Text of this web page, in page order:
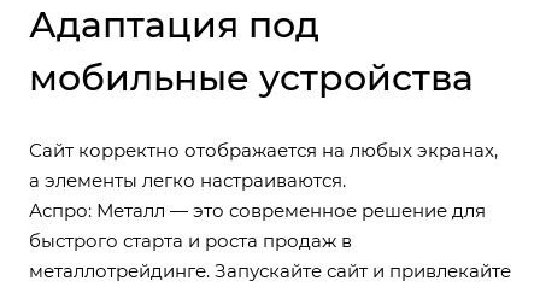
Адаптация под
мобильные устройства
Сайт корректно отображается на любых экранах,
а элементы легко настраиваются.
Аспро: Металл — это современное решение для
быстрого старта и роста продаж в
металлотрейдинге. Запускайте сайт и привлекайте